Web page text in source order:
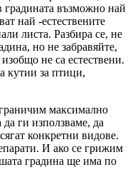
градината възможно най
най -естествените
листа. Разбира се, не
но не забравяйте,
не са естествени.
кутии за птици,
максимално
ги използваме, да
конкретни видове.
И ако се грижим
градина ще има по